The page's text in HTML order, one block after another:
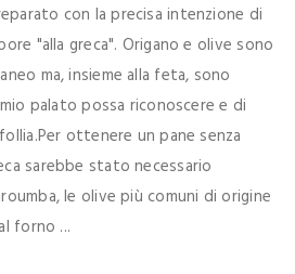
con la precisa intenzione di
"alla greca". Origano e olive sono
ma, insieme alla feta, sono
palato possa riconoscere e di
ottenere un pane senza
sarebbe stato necessario
le olive più comuni di origine
forno ...